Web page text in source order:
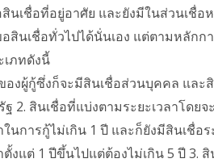
เชื่อที่อยู่อาศัย และยังมีในส่วนเชื่อ
สินเชื่อทั่วไปได้นั่นเอง แต่ตามหลักก
เภทดังนี้
งผู้กู้ซึ่งก็จะมีสินเชื่อส่วนบุคคล และ
2. สินเชื่อที่แบ่งตามระยะเวลาโดย
นการกู้ไม่เกิน 1 ปี และก็ยังมีสินเชื่อ
ตั้งแต่ 1 ปีขึ้นไปแต่ต้องไม่เกิน 5 ปี 3.